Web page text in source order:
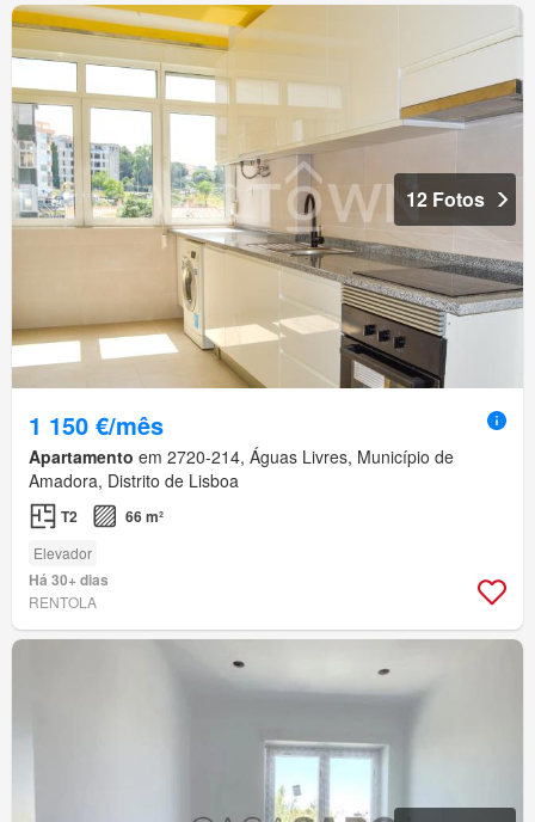
12 Fotos
1 150 €/mês
Apartamento em 2720-214, Águas Livres, Município de
Amadora, Distrito de Lisboa
T2 66 m²
Elevador
Há 30+ dias
RENTOLA